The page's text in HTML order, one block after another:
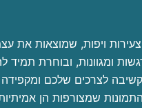
ויפות, שמוצאות את
ומגוונות, ובוחרת תמיד
לצרכים שלכם ומקפידה
שמצורפות הן